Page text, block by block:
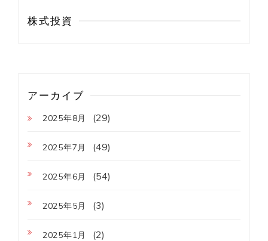
株式投資
アーカイブ
2025年8月 (29)
2025年7月 (49)
2025年6月 (54)
2025年5月 (3)
2025年1月 (2)